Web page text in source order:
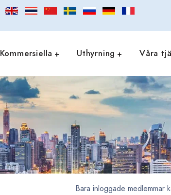
Kommersiella Uthyrning Våra
Bara inloggade medlemmar